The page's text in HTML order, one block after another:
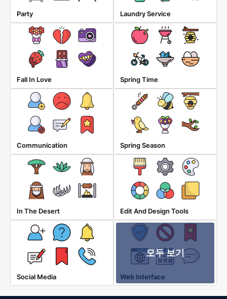
Party Laundry Service
Fall In Love Spring Time
Communication Spring Season
In The Desert Edit And Design Tools
Social Media
모두 보기
Web Interface